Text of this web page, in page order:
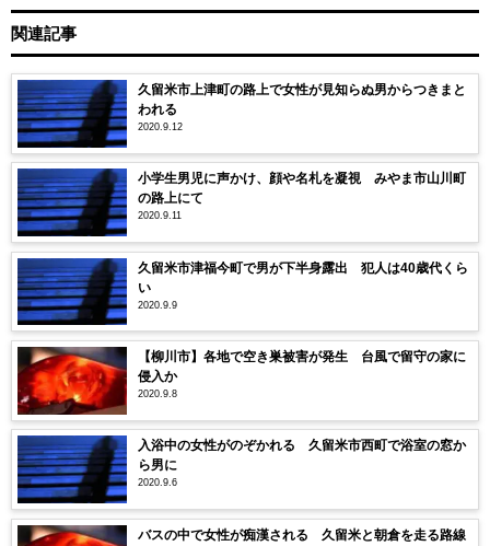
関連記事
久留米市上津町の路上で女性が見知らぬ男からつきまと
われる
2020.9.12
小学生男児に声かけ、顔や名札を凝視 みやま市山川町
の路上にて
2020.9.11
久留米市津福今町で男が下半身露出 犯人は40歳代くら
い
2020.9.9
【柳川市】各地で空き巣被害が発生 台風で留守の家に
侵入か
2020.9.8
入浴中の女性がのぞかれる 久留米市西町で浴室の窓か
ら男に
2020.9.6
バスの中で女性が痴漢される 久留米と朝倉を走る路線